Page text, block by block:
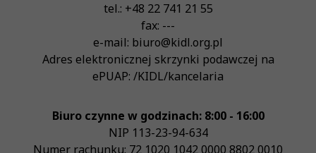
tel.: +48 22 741 21 55
fax: ---
e-mail: biuro@kidl.org.pl
Adres elektronicznej skrzynki podawczej na
ePUAP: /KIDL/kancelaria
Biuro czynne w godzinach: 8:00 - 16:00
NIP 113-23-94-634
Numer rachunku: 72 1020 1042 0000 8802 0010